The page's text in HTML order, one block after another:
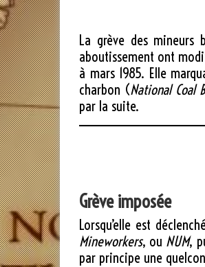
La grève des mineurs
aboutissement ont
à mars 1985. Elle
charbon (National Coal
par la suite.
Grève imposée
Lorsqu’elle est
Mineworkers, ou NUM,
par principe une